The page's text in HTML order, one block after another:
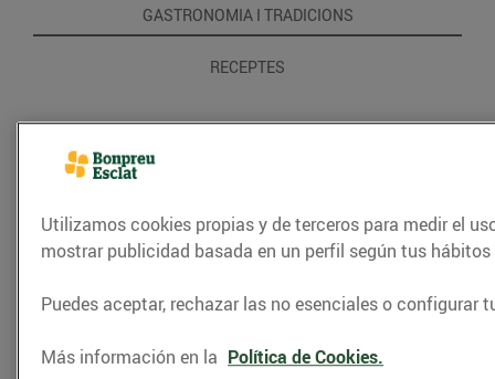
GASTRONOMIA I TRADICIONS
RECEPTES
Utilizamos cookies propias y de terceros para medir el
mostrar publicidad basada en un perfil según tus
Puedes aceptar, rechazar las no esenciales o configurar
Más información en la Política de Cookies.